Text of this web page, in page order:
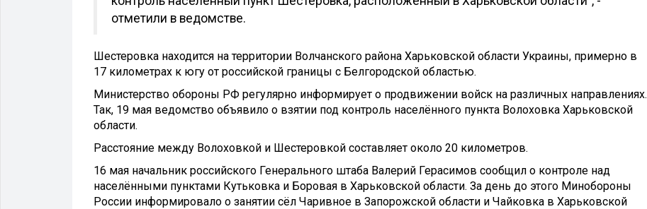
отметили в ведомстве.
Шестеровка находится на территории Волчанского района Харьковской области Украины, примерно в
17 километрах к югу от российской границы с Белгородской областью.
Министерство обороны РФ регулярно информирует о продвижении войск на различных направлениях.
Так, 19 мая ведомство объявило о взятии под контроль населённого пункта Волоховка Харьковской
области.
Расстояние между Волоховкой и Шестеровкой составляет около 20 километров.
16 мая начальник российского Генерального штаба Валерий Герасимов сообщил о контроле над
населёнными пунктами Кутьковка и Боровая в Харьковской области. За день до этого Минобороны
России информировало о занятии сёл Чаривное в Запорожской области и Чайковка в Харьковской